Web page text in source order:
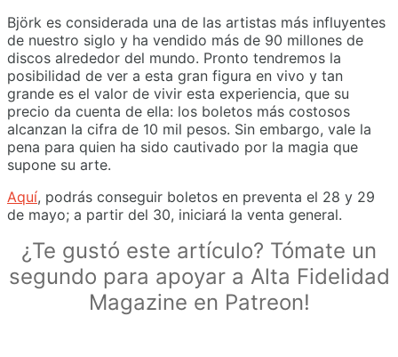
Björk es considerada una de las artistas más influyentes
de nuestro siglo y ha vendido más de 90 millones de
discos alrededor del mundo. Pronto tendremos la
posibilidad de ver a esta gran figura en vivo y tan
grande es el valor de vivir esta experiencia, que su
precio da cuenta de ella: los boletos más costosos
alcanzan la cifra de 10 mil pesos. Sin embargo, vale la
pena para quien ha sido cautivado por la magia que
supone su arte.
Aquí, podrás conseguir boletos en preventa el 28 y 29
de mayo; a partir del 30, iniciará la venta general.
¿Te gustó este artículo? Tómate un
segundo para apoyar a Alta Fidelidad
Magazine en Patreon!